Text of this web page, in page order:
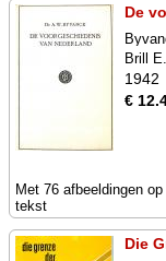
De
Brill
1942
€
Met 76 afbeeldingen
tekst
Die